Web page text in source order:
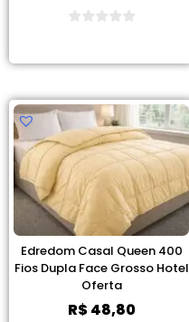
Edredom Casal Queen 400
Fios Dupla Face Grosso Hotel
Oferta
R$48,80